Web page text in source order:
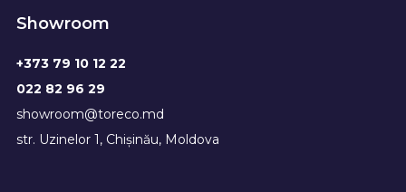
Showroom
+373 79 10 12 22
022 82 96 29
showroom@toreco.md
str. Uzinelor 1, Chișinău, Moldova